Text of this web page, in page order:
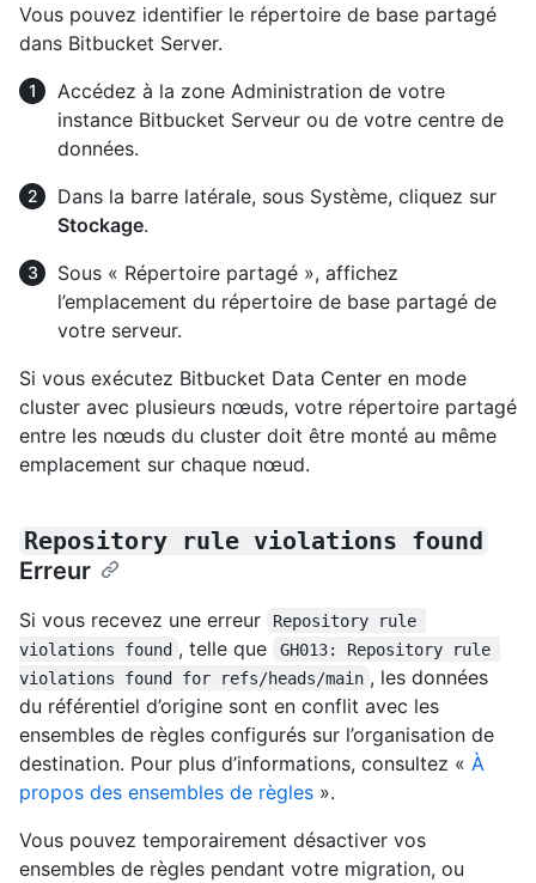
Vous pouvez identifier le répertoire de base partagé
dans Bitbucket Server.
Accédez à la zone Administration de votre
instance Bitbucket Serveur ou de votre centre de
données.
Dans la barre latérale, sous Système, cliquez sur
Stockage.
Sous « Répertoire partagé », affichez
l’emplacement du répertoire de base partagé de
votre serveur.
Si vous exécutez Bitbucket Data Center en mode
cluster avec plusieurs nœuds, votre répertoire partagé
entre les nœuds du cluster doit être monté au même
emplacement sur chaque nœud.
Repository rule violations found
Erreur
Si vous recevez une erreur
Repository rule
violations found , telle que
GH013: Repository rule
violations found for refs/heads/main , les données
du référentiel d’origine sont en conflit avec les
ensembles de règles configurés sur l’organisation de
destination. Pour plus d’informations, consultez « À
propos des ensembles de règles ».
Vous pouvez temporairement désactiver vos
ensembles de règles pendant votre migration, ou